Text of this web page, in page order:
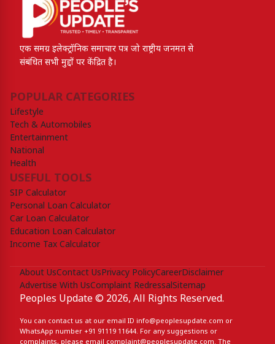
एक समग्र इलेक्ट्रॉनिक समाचार पत्र जो राष्ट्रीय जनमत से
संबंधित सभी मुद्दों पर केंद्रित है।
POPULAR CATEGORIES
Lifestyle
Tech & Automobiles
Entertainment
National
Health
USEFUL TOOLS
SIP Calculator
Personal Loan Calculator
Car Loan Calculator
Education Loan Calculator
Income Tax Calculator
About UsContact UsPrivacy PolicyCareerDisclaimer
Advertise With UsComplaint RedressalSitemap
Peoples Update © 2026, All Rights Reserved.
You can contact us at our email ID info@peoplesupdate.com or
WhatsApp number +91 91119 11644. For any suggestions or
complaints, please email complaint@peoplesupdate.com. The